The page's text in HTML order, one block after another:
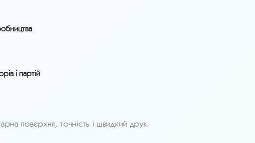
і партій
поверхня, точність і швидкий друк.